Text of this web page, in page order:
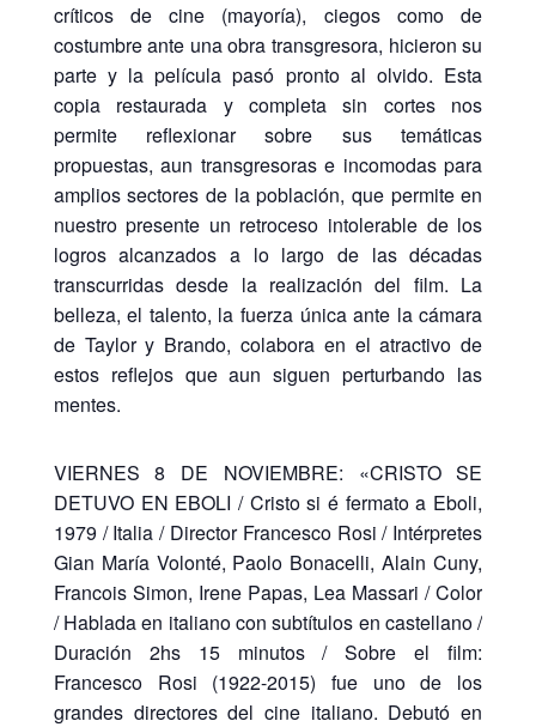
críticos de cine (mayoría), ciegos como de
costumbre ante una obra transgresora, hicieron su
parte y la película pasó pronto al olvido. Esta
copia restaurada y completa sin cortes nos
permite reflexionar sobre sus temáticas
propuestas, aun transgresoras e incomodas para
amplios sectores de la población, que permite en
nuestro presente un retroceso intolerable de los
logros alcanzados a lo largo de las décadas
transcurridas desde la realización del film. La
belleza, el talento, la fuerza única ante la cámara
de Taylor y Brando, colabora en el atractivo de
estos reflejos que aun siguen perturbando las
mentes.
VIERNES 8 DE NOVIEMBRE: «CRISTO SE
DETUVO EN EBOLI / Cristo si é fermato a Eboli,
1979 / Italia / Director Francesco Rosi / Intérpretes
Gian María Volonté, Paolo Bonacelli, Alain Cuny,
Francois Simon, Irene Papas, Lea Massari / Color
/ Hablada en italiano con subtítulos en castellano /
Duración 2hs 15 minutos / Sobre el film:
Francesco Rosi (1922-2015) fue uno de los
grandes directores del cine italiano. Debutó en